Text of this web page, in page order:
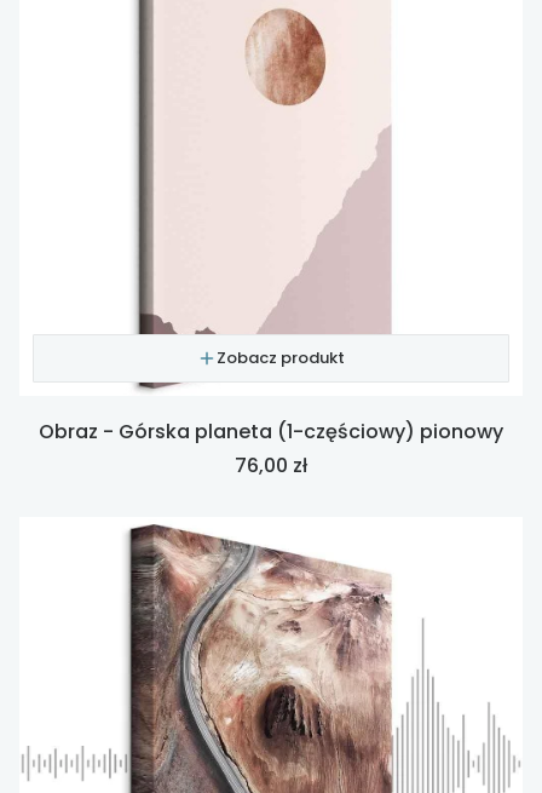
Zobacz produkt
Obraz - Górska planeta (1-częściowy) pionowy
Cena
76,00 zł